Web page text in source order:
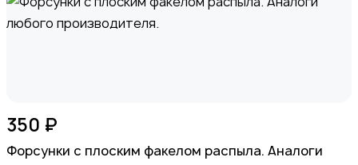
350 ₽
Форсунки с плоским факелом распыла. Аналоги